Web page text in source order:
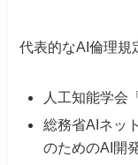
代表的なAI倫理規
人工知能学会
総務省AIネッ
のためのAI開